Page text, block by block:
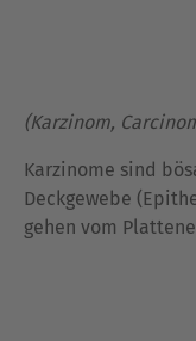
(Karzinom,
Karzinome sind
Deckgewebe
gehen vom